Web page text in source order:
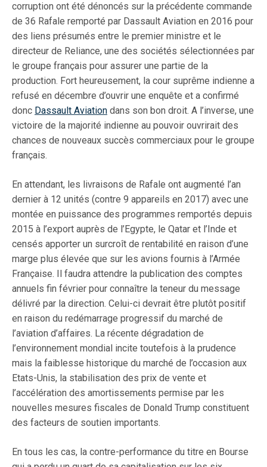
corruption ont été dénoncés sur la précédente commande
de 36 Rafale remporté par Dassault Aviation en 2016 pour
des liens présumés entre le premier ministre et le
directeur de Reliance, une des sociétés sélectionnées par
le groupe français pour assurer une partie de la
production. Fort heureusement, la cour suprême indienne a
refusé en décembre d’ouvrir une enquête et a confirmé
donc Dassault Aviation dans son bon droit. A l’inverse, une
victoire de la majorité indienne au pouvoir ouvrirait des
chances de nouveaux succès commerciaux pour le groupe
français.
En attendant, les livraisons de Rafale ont augmenté l’an
dernier à 12 unités (contre 9 appareils en 2017) avec une
montée en puissance des programmes remportés depuis
2015 à l’export auprès de l’Egypte, le Qatar et l’Inde et
censés apporter un surcroît de rentabilité en raison d’une
marge plus élevée que sur les avions fournis à l’Armée
Française. Il faudra attendre la publication des comptes
annuels fin février pour connaître la teneur du message
délivré par la direction. Celui-ci devrait être plutôt positif
en raison du redémarrage progressif du marché de
l’aviation d’affaires. La récente dégradation de
l’environnement mondial incite toutefois à la prudence
mais la faiblesse historique du marché de l’occasion aux
Etats-Unis, la stabilisation des prix de vente et
l’accélération des amortissements permise par les
nouvelles mesures fiscales de Donald Trump constituent
des facteurs de soutien importants.
En tous les cas, la contre-performance du titre en Bourse